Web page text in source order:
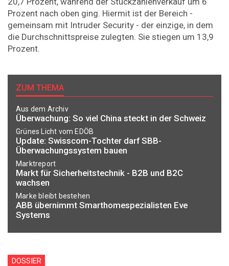
Prozent nach oben ging. Hiermit ist der Bereich -
gemeinsam mit Intruder Security - der einzige, in dem
die Durchschnittspreise zulegten. Sie stiegen um 13,9
Prozent.
ZUM THEMA
Aus dem Archiv
Überwachung: So viel China steckt in der Schweiz
Grünes Licht vom EDÖB
Update: Swisscom-Tochter darf SBB-
Überwachungssystem bauen
Marktreport
Markt für Sicherheitstechnik - B2B und B2C
wachsen
Marke bleibt bestehen
ABB übernimmt Smarthomespezialisten Eve
Systems
DOSSIER